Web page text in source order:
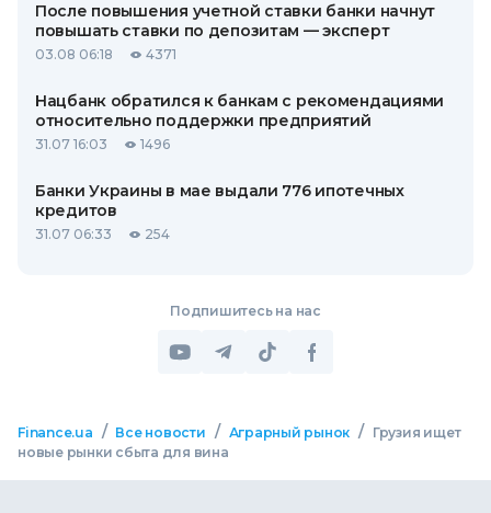
После повышения учетной ставки банки начнут
повышать ставки по депозитам — эксперт
03.08 06:18 4371
Нацбанк обратился к банкам с рекомендациями
относительно поддержки предприятий
31.07 16:03 1496
Банки Украины в мае выдали 776 ипотечных
кредитов
31.07 06:33 254
Подпишитесь на нас
Finance.ua / Все новости / Аграрный рынок /
Грузия ищет
новые рынки сбыта для вина